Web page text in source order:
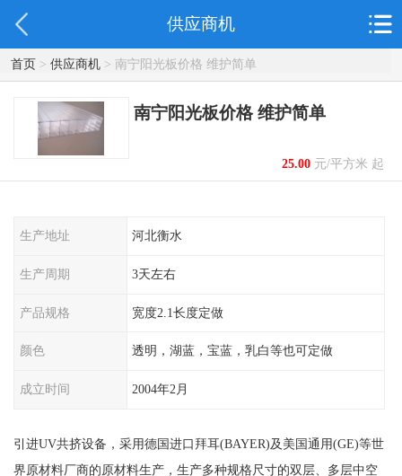
供应商机
首页> 供应商机> 南宁阳光板价格 维护简单
南宁阳光板价格 维护简单
25.00元/平方米 起
生产地址 河北衡水
生产周期 3天左右
产品规格 宽度2.1长度定做
颜色 透明，湖蓝，宝蓝，乳白等也可定做
成立时间 2004年2月
引进UV共挤设备，采用德国进口拜耳(BAYER)及美国通用(GE)等世
界原材料厂商的原材料生产，生产多种规格尺寸的双层、多层中空